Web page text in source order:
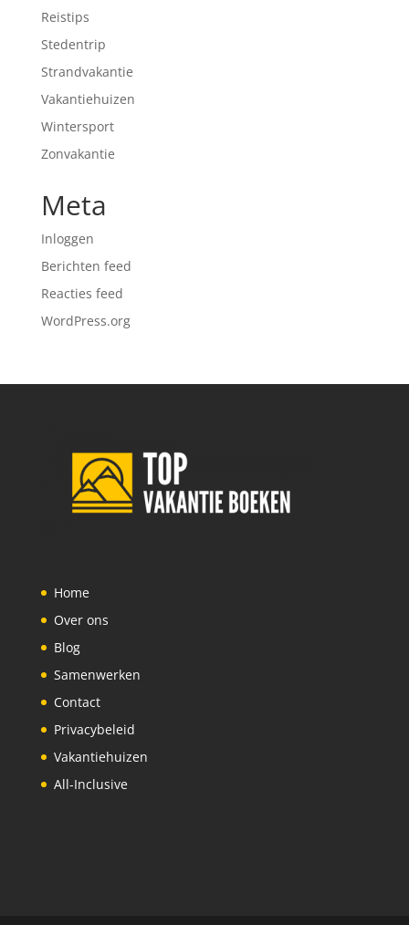
Reistips
Stedentrip
Strandvakantie
Vakantiehuizen
Wintersport
Zonvakantie
Meta
Inloggen
Berichten feed
Reacties feed
WordPress.org
Home
Over ons
Blog
Samenwerken
Contact
Privacybeleid
Vakantiehuizen
All-Inclusive